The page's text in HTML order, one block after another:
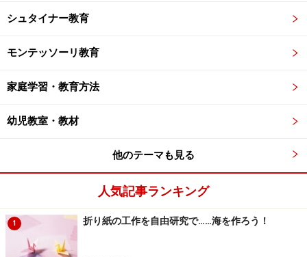
は、その教育的実践を行うことをねらいとしています。
い。
シュタイナー教育
モンテッソーリ教育
家庭学習・教育方法
幼児教室・教材
他のテーマも見る
人気記事ランキング
1 折り紙の工作を自由研究で……海を作ろう！